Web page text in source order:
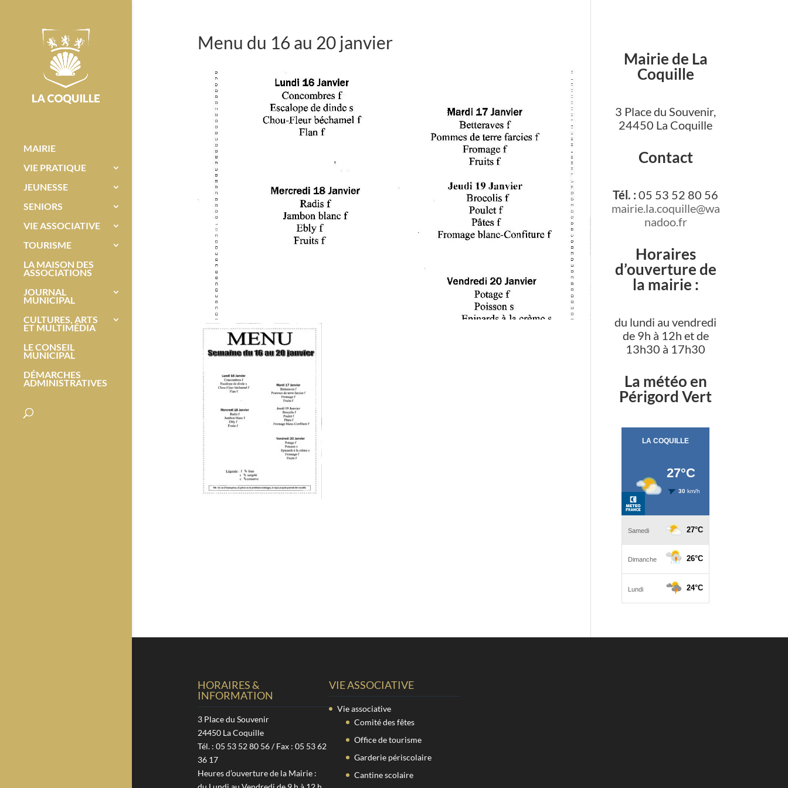
MAIRIE
VIE PRATIQUE
JEUNESSE
SENIORS
VIE ASSOCIATIVE
TOURISME
LA MAISON DES
ASSOCIATIONS
JOURNAL
MUNICIPAL
CULTURES, ARTS
ET MULTIMÉDIA
LE CONSEIL
MUNICIPAL
DÉMARCHES
ADMINISTRATIVES
Menu du 16 au 20 janvier
Mairie de La
Coquille
3 Place du Souvenir,
24450 La Coquille
Contact
Tél. : 05 53 52 80 56
mairie.la.coquille@wa
nadoo.fr
Horaires
d’ouverture de
la mairie :
du lundi au vendredi
de 9h à 12h et de
13h30 à 17h30
La météo en
Périgord Vert
HORAIRES &
INFORMATION
3 Place du Souvenir
24450 La Coquille
Tél. : 05 53 52 80 56 / Fax : 05 53 62
36 17
Heures d’ouverture de la Mairie :
VIE ASSOCIATIVE
Vie associative
Comité des fêtes
Office de tourisme
Garderie périscolaire
Cantine scolaire